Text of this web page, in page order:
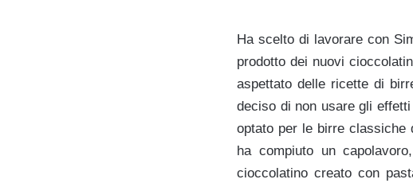
Ha scelto di lavorare con
prodotto dei nuovi
aspettato delle ricette di
deciso di non usare gli
optato per le birre classiche
ha compiuto un
cioccolatino creato con